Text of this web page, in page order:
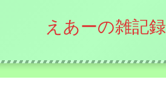
えあーの雑記録